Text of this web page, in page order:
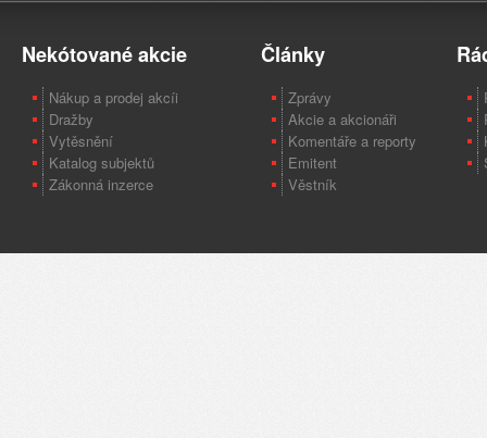
Nekótované akcie
Nákup a prodej akcíi
Dražby
Vytěsnění
Katalog subjektů
Zákonná inzerce
Články
Zprávy
Akcie a akcionáři
Komentáře a reporty
Emitent
Věstník